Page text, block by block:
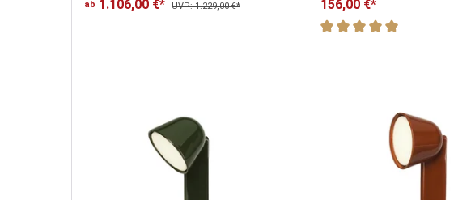
ab 1.106,00 €* UVP: 1.229,00 €*
156,00 €*
Durchschnittliche